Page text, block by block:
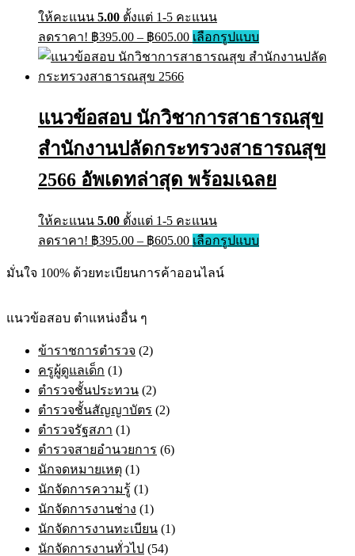
ให้คะแนน 5.00 ตั้งแต่ 1-5 คะแนน
ลดราคา! ฿395.00 – ฿605.00 เลือกรูปแบบ
แนวข้อสอบ นักวิชาการสาธารณสุข
สำนักงานปลัดกระทรวงสาธารณสุข
2566 อัพเดทล่าสุด พร้อมเฉลย
ให้คะแนน 5.00 ตั้งแต่ 1-5 คะแนน
ลดราคา! ฿395.00 – ฿605.00 เลือกรูปแบบ
มั่นใจ 100% ด้วยทะเบียนการค้าออนไลน์
แนวข้อสอบ ตำแหน่งอื่น ๆ
ข้าราชการตำรวจ (2)
ครูผู้ดูแลเด็ก (1)
ตำรวจชั้นประทวน (2)
ตำรวจชั้นสัญญาบัตร (2)
ตำรวจรัฐสภา (1)
ตำรวจสายอำนวยการ (6)
นักจดหมายเหตุ (1)
นักจัดการความรู้ (1)
นักจัดการงานช่าง (1)
นักจัดการงานทะเบียน (1)
นักจัดการงานทั่วไป (54)